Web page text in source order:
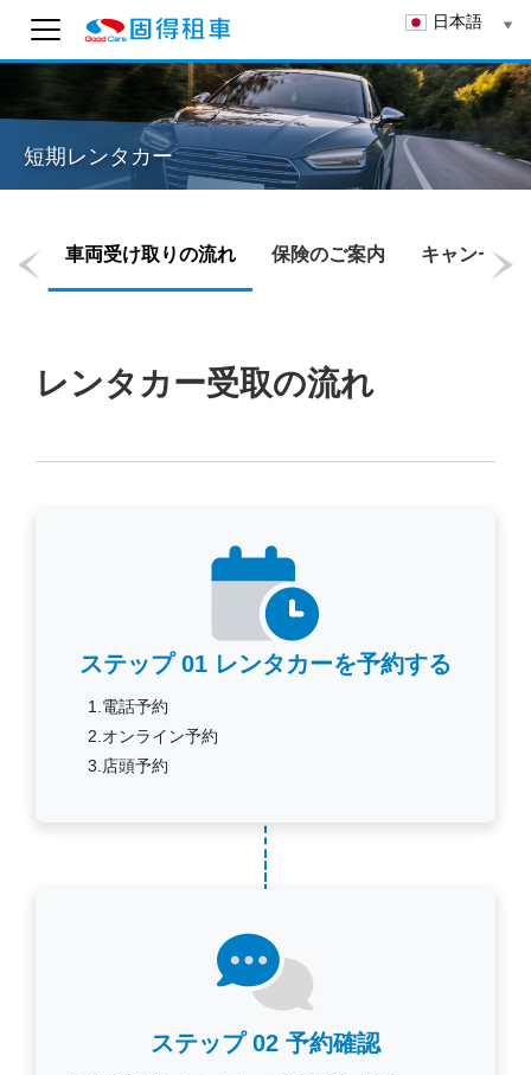
Good Cars レンタカー
オンライン AI サポート
カスタマーサポートから返信できるよう、Email を
入力してください。
13:51
日本語
短期レンタカー
車両受け取りの流れ 保険のご案内 キャンセル
レンタカー受取の流れ
ステップ 01 レンタカーを予約する
1.電話予約
2.オンライン予約
3.店頭予約
ステップ 02 予約確認